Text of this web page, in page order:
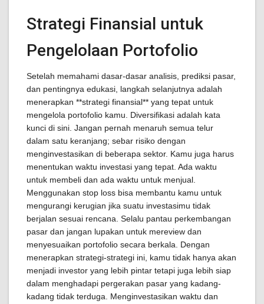
Strategi Finansial untuk
Pengelolaan Portofolio
Setelah memahami dasar-dasar analisis, prediksi pasar,
dan pentingnya edukasi, langkah selanjutnya adalah
menerapkan **strategi finansial** yang tepat untuk
mengelola portofolio kamu. Diversifikasi adalah kata
kunci di sini. Jangan pernah menaruh semua telur
dalam satu keranjang; sebar risiko dengan
menginvestasikan di beberapa sektor. Kamu juga harus
menentukan waktu investasi yang tepat. Ada waktu
untuk membeli dan ada waktu untuk menjual.
Menggunakan stop loss bisa membantu kamu untuk
mengurangi kerugian jika suatu investasimu tidak
berjalan sesuai rencana. Selalu pantau perkembangan
pasar dan jangan lupakan untuk mereview dan
menyesuaikan portofolio secara berkala. Dengan
menerapkan strategi-strategi ini, kamu tidak hanya akan
menjadi investor yang lebih pintar tetapi juga lebih siap
dalam menghadapi pergerakan pasar yang kadang-
kadang tidak terduga. Menginvestasikan waktu dan